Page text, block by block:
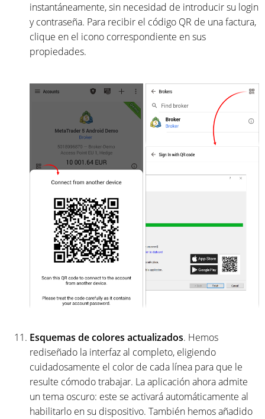
instantáneamente, sin necesidad de introducir su login
y contraseña. Para recibir el código QR de una factura,
clique en el icono correspondiente en sus
propiedades.
Esquemas de colores actualizados. Hemos
rediseñado la interfaz al completo, eligiendo
cuidadosamente el color de cada línea para que le
resulte cómodo trabajar. La aplicación ahora admite
un tema oscuro: este se activará automáticamente al
habilitarlo en su dispositivo. También hemos añadido